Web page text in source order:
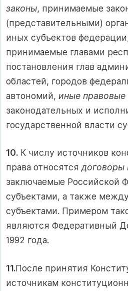
законы, принимаемые
(представительными)
иных субъектов
принимаемые главами
постановления глав
областей, городов
автономий, иные правовые
законодательных и
государственной власти
10. К числу источников
права относятсядоговоры
заключаемые Российской
субъектами, а также
субъектами. Примером
являются Федеративный
1992 года.
11.После принятия
источникам